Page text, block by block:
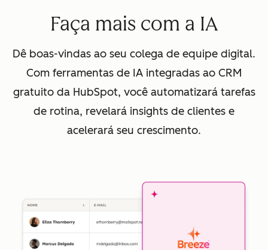
Faça mais com a IA
Dê boas-vindas ao seu colega de equipe digital.
Com ferramentas de IA integradas ao CRM
gratuito da HubSpot, você automatizará tarefas
de rotina, revelará insights de clientes e
acelerará seu crescimento.